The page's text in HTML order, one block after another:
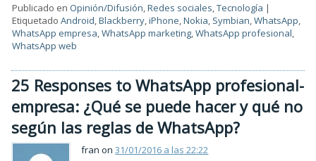
Publicado en Opinión/Difusión,Redes sociales,Tecnología |
Etiquetado Android,Blackberry,iPhone,Nokia, Symbian,WhatsApp,
WhatsApp empresa,WhatsApp marketing,WhatsApp profesional,
WhatsApp web
25 Responses to WhatsApp profesional-
empresa: ¿Qué se puede hacer y qué no
según las reglas de WhatsApp?
fran on31/01/2016 a las 22:22